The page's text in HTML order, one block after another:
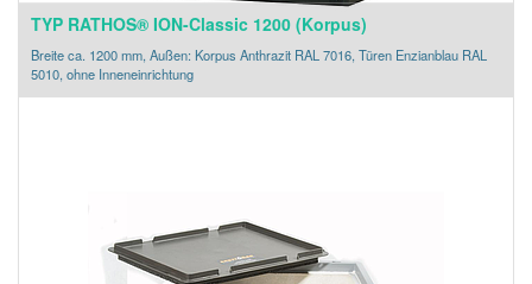
TYP RATHOS® ION-Classic 1200 (Korpus)
Breite ca. 1200 mm, Außen: Korpus Anthrazit RAL 7016, Türen Enzianblau RAL
5010, ohne Inneneinrichtung